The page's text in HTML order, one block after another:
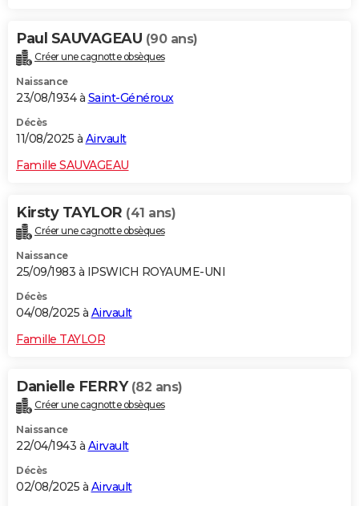
Paul SAUVAGEAU (90 ans)
Créer une cagnotte obsèques
Naissance
23/08/1934 à Saint-Généroux
Décès
11/08/2025 à Airvault
Famille SAUVAGEAU
Kirsty TAYLOR (41 ans)
Créer une cagnotte obsèques
Naissance
25/09/1983 à IPSWICH ROYAUME-UNI
Décès
04/08/2025 à Airvault
Famille TAYLOR
Danielle FERRY (82 ans)
Créer une cagnotte obsèques
Naissance
22/04/1943 à Airvault
Décès
02/08/2025 à Airvault